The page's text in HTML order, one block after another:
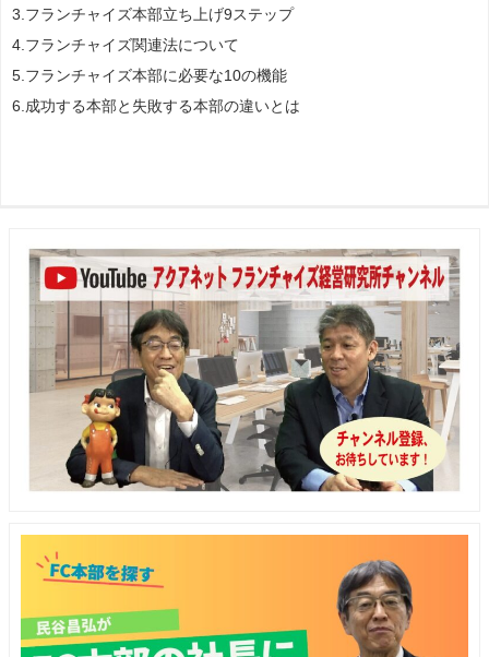
3.フランチャイズ本部立ち上げ9ステップ
4.フランチャイズ関連法について
5.フランチャイズ本部に必要な10の機能
6.成功する本部と失敗する本部の違いとは